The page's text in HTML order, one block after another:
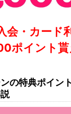
会・カード
ポイント貰
の特典ポイン